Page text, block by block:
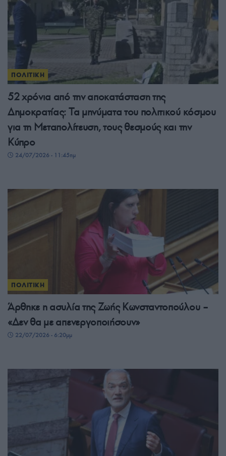
ΠΟΛΙΤΙΚΗ
52 χρόνια από την αποκατάσταση της
Δημοκρατίας: Τα μηνύματα του πολιτικού κόσμου
για τη Μεταπολίτευση, τους θεσμούς και την
Κύπρο
24/07/2026 - 11:45πμ
ΠΟΛΙΤΙΚΗ
Άρθηκε η ασυλία της Ζωής Κωνσταντοπούλου –
«Δεν θα με απενεργοποιήσουν»
22/07/2026 - 6:20μμ